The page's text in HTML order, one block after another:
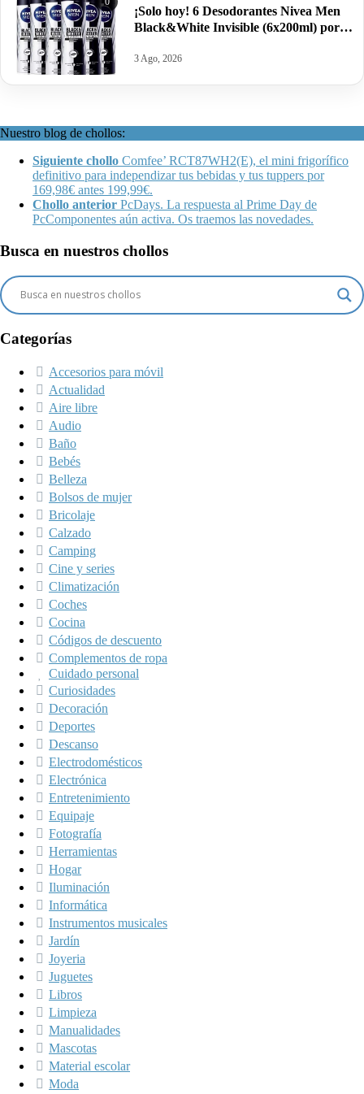
¡Solo hoy! 6 Desodorantes Nivea Men
Black&White Invisible (6x200ml) por
3 Ago, 2026
Nuestro blog de chollos:
Siguiente chollo Comfee’ RCT87WH2(E), el mini frigorífico
definitivo para independizar tus bebidas y tus tuppers por
169,98€ antes 199,99€.
Chollo anterior PcDays. La respuesta al Prime Day de
PcComponentes aún activa. Os traemos las novedades.
Busca en nuestros chollos
Categorías
Accesorios para móvil
Actualidad
Aire libre
Audio
Baño
Bebés
Belleza
Bolsos de mujer
Bricolaje
Calzado
Camping
Cine y series
Climatización
Coches
Cocina
Códigos de descuento
Complementos de ropa
Cuidado personal
Curiosidades
Decoración
Deportes
Descanso
Electrodomésticos
Electrónica
Entretenimiento
Equipaje
Fotografía
Herramientas
Hogar
Iluminación
Informática
Instrumentos musicales
Jardín
Joyeria
Juguetes
Libros
Limpieza
Manualidades
Mascotas
Material escolar
Moda